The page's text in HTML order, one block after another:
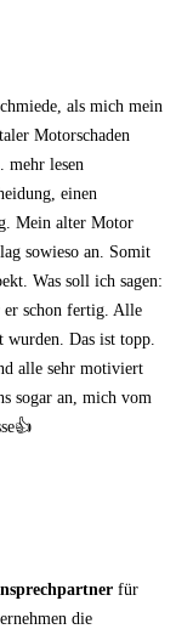
als mich mein
Motorschaden
... mehr lesen
einen
Mein alter Motor
sowieso an. Somit
Was soll ich sagen:
er schon fertig. Alle
Das ist topp.
alle sehr motiviert
sogar an, mich vom
für
die